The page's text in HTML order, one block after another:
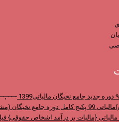
دوره جدید جامع نخبگان مالیاتی1399
پکیج کامل دوره جامع نخبگان